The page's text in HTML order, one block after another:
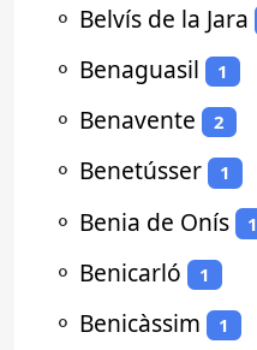
⚬ Belvís de la Jara
⚬ Benaguasil 1
⚬ Benavente 2
⚬ Benetússer 1
⚬ Benia de Onís 1
⚬ Benicarló 1
⚬ Benicàssim 1